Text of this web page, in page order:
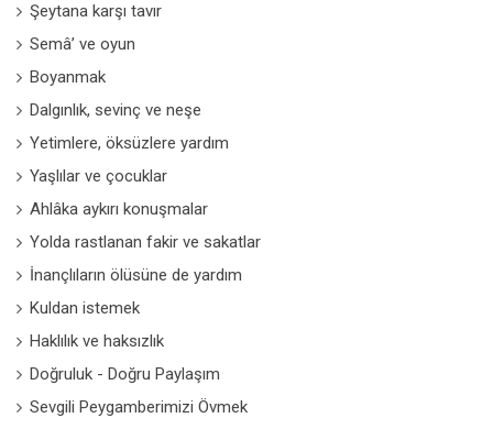
Şeytana karşı tavır
Semâ’ ve oyun
Boyanmak
Dalgınlık, sevinç ve neşe
Yetimlere, öksüzlere yardım
Yaşlılar ve çocuklar
Ahlâka aykırı konuşmalar
Yolda rastlanan fakir ve sakatlar
İnançlıların ölüsüne de yardım
Kuldan istemek
Haklılık ve haksızlık
Doğruluk - Doğru Paylaşım
Sevgili Peygamberimizi Övmek